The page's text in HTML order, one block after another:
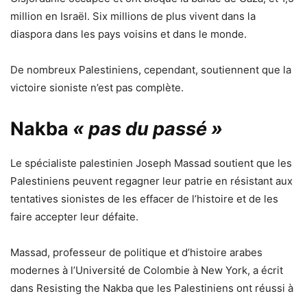
million en Israël. Six millions de plus vivent dans la
diaspora dans les pays voisins et dans le monde.
De nombreux Palestiniens, cependant, soutiennent que la
victoire sioniste n’est pas complète.
Nakba « pas du passé »
Le spécialiste palestinien Joseph Massad soutient que les
Palestiniens peuvent regagner leur patrie en résistant aux
tentatives sionistes de les effacer de l’histoire et de les
faire accepter leur défaite.
Massad, professeur de politique et d’histoire arabes
modernes à l’Université de Colombie à New York, a écrit
dans Resisting the Nakba que les Palestiniens ont réussi à